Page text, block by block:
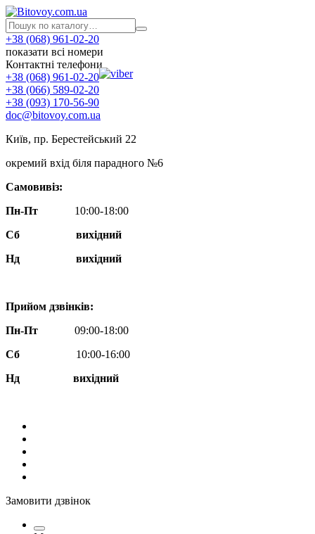
+38 (068) 961-02-20
показати всі номери
Контактні телефони
+38 (068) 961-02-20
+38 (066) 589-02-20
+38 (093) 170-56-90
doc@bitovoy.com.ua
Київ, пр. Берестейський 22
окремий вхід біля парадного №6
Самовивіз:
Пн-Пт
10:00-18:00
Сб
вихідний
Нд
вихідний
Прийом дзвінків:
Пн-Пт
09:00-18:00
Сб
10:00-16:00
Нд вихідний
Замовити дзвінок